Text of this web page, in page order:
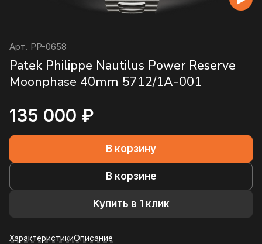
Арт. PP-0658
Patek Philippe Nautilus Power Reserve
Moonphase 40mm 5712/1A-001
135 000 ₽
В корзину
В корзине
Купить в 1 клик
ХарактеристикиОписание